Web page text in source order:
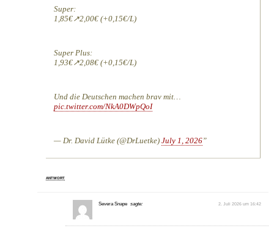
Super:
1,85€↗️2,00€ (+0,15€/L)
Super Plus:
1,93€↗️2,08€ (+0,15€/L)
Und die Deutschen machen brav mit…
pic.twitter.com/NkA0DWpQoI
— Dr. David Lütke (@DrLuetke)July 1, 2026
ANTWORT
Severa Snape sagte: 2. Juli 2026 um 16:42